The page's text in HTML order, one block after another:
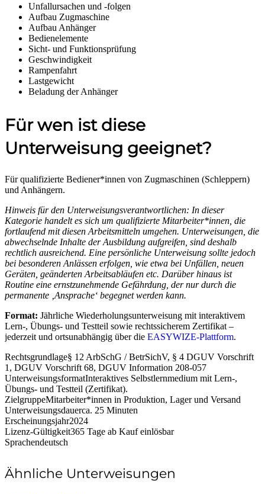
Unfallursachen und -folgen
Aufbau Zugmaschine
Aufbau Anhänger
Bedienelemente
Sicht- und Funktionsprüfung
Geschwindigkeit
Rampenfahrt
Lastgewicht
Beladung der Anhänger
Für wen ist diese
Unterweisung geeignet?
Für qualifizierte Bediener*innen von Zugmaschinen (Schleppern)
und Anhängern.
Hinweis für den Unterweisungsverantwortlichen: In dieser
Kategorie handelt es sich um qualifizierte Mitarbeiter*innen, die
fortlaufend mit diesen Arbeitsmitteln umgehen. Unterweisungen, die
abwechselnde Inhalte der Ausbildung aufgreifen, sind deshalb
rechtlich ausreichend. Eine persönliche Unterweisung sollte jedoch
bei besonderen Anlässen erfolgen, wie etwa bei Unfällen, neuen
Geräten, geänderten Arbeitsabläufen etc. Darüber hinaus ist
Routine eine ernstzunehmende Gefährdung, der nur durch die
permanente ‚Ansprache‘ begegnet werden kann.
Format: Jährliche Wiederholungsunterweisung mit interaktivem
Lern-, Übungs- und Testteil sowie rechtssicherem Zertifikat –
jederzeit und ortsunabhängig über die EASYWIZE-Plattform.
Rechtsgrundlage§ 12 ArbSchG / BetrSichV, § 4 DGUV Vorschrift
1, DGUV Vorschrift 68, DGUV Information 208-057
UnterweisungsformatInteraktives Selbstlernmedium mit Lern-,
Übungs- und Testteil (Zertifikat).
ZielgruppeMitarbeiter*innen in Produktion, Lager und Versand
Unterweisungsdauerca. 25 Minuten
Erscheinungsjahr2024
Lizenz-Gültigkeit365 Tage ab Kauf einlösbar
Sprachendeutsch
Ähnliche Unterweisungen